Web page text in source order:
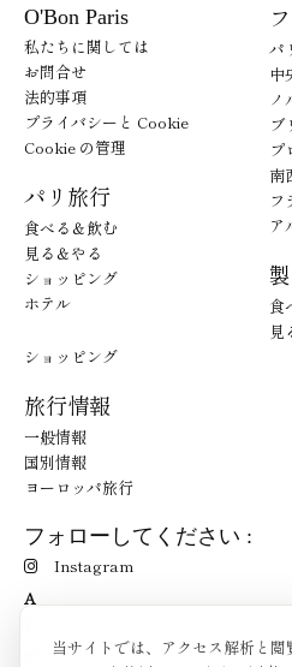
当サイトでは、アクセス解析と閲覧体験の向上のために
O'Bon Paris
私たちに関しては
お問合せ
法的事項
プライバシーと Cookie
Cookie の管理
パリ旅行
食べる＆飲む
見る＆やる
ショッピング
ホテル
パ
中
ノ
ブ
プ
南
フ
ア
食
見
ショッピング
旅行情報
一般情報
国別情報
ヨーロッパ旅行
フォローしてください :
Instagram
A